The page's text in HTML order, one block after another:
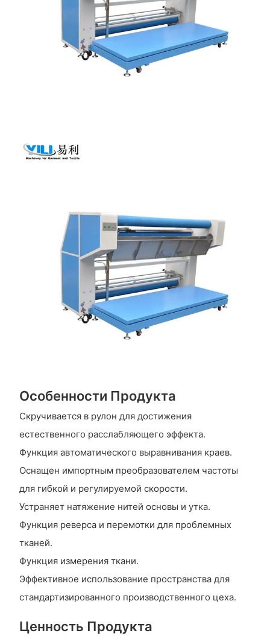
Особенности Продукта
Скручивается в рулон для достижения
естественного расслабляющего эффекта.
Функция автоматического выравнивания краев.
Оснащен импортным преобразователем частоты
для гибкой и регулируемой скорости.
Устраняет натяжение нитей основы и утка.
Функция реверса и перемотки для проблемных
тканей.
Функция измерения ткани.
Эффективное использование пространства для
стандартизированного производственного цеха.
Ценность Продукта